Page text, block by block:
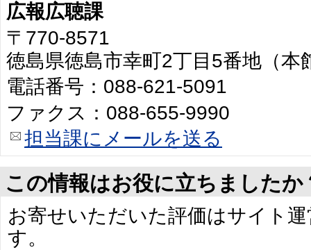
広報広聴課
〒770-8571
徳島県徳島市幸町2丁目5番地（本
電話番号：088-621-5091
ファクス：088-655-9990
担当課にメールを送る
この情報はお役に立ちましたか
お寄せいただいた評価はサイト
す。